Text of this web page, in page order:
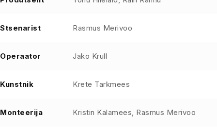
Stsenarist Rasmus Merivoo
Operaator Jako Krull
Kunstnik Krete Tarkmees
Monteerija Kristin Kalamees, Rasmus Merivoo